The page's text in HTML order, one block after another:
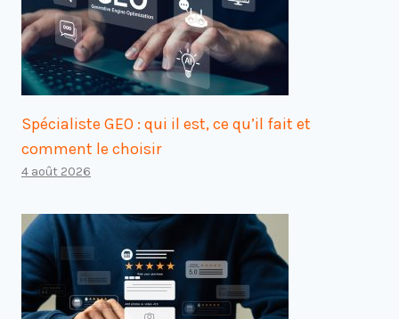
Spécialiste GEO : qui il est, ce qu’il fait et
comment le choisir
4 août 2026